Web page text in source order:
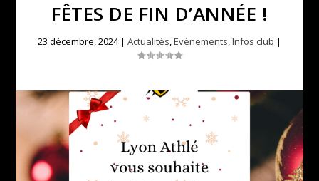
FÊTES DE FIN D’ANNÉE !
23 décembre, 2024| Actualités,Evènements,Infos club |